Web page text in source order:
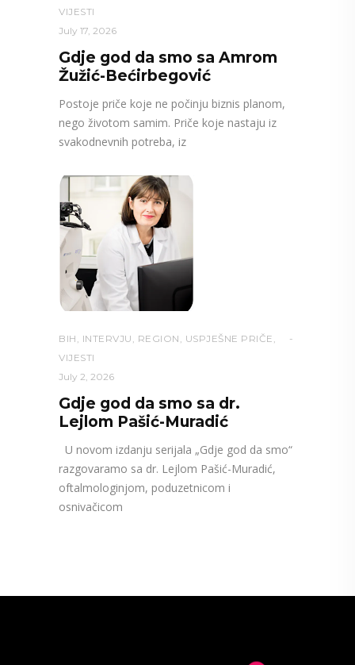
VIJESTI
July 17, 2026
Gdje god da smo sa Amrom
Žužić-Bećirbegović
Postoje priče koje ne počinju biznis planom,
nego životom samim. Priče koje nastaju iz
svakodnevnih potreba, iz
BIH , INTERVJU , REGION , USPJEŠNE PRIČE ,
VIJESTI
July 2, 2026
Gdje god da smo sa dr.
Lejlom Pašić-Muradić
U novom izdanju serijala „Gdje god da smo“
razgovaramo sa dr. Lejlom Pašić-Muradić,
oftalmologinjom, poduzetnicom i
osnivačicom